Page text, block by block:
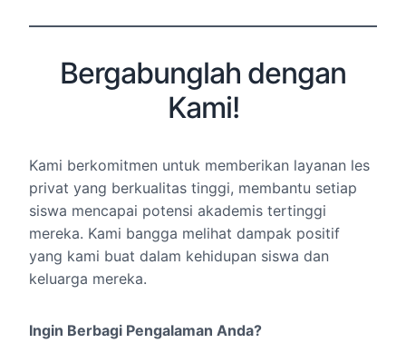
Bergabunglah dengan
Kami!
Kami berkomitmen untuk memberikan layanan les
privat yang berkualitas tinggi, membantu setiap
siswa mencapai potensi akademis tertinggi
mereka. Kami bangga melihat dampak positif
yang kami buat dalam kehidupan siswa dan
keluarga mereka.
Ingin Berbagi Pengalaman Anda?